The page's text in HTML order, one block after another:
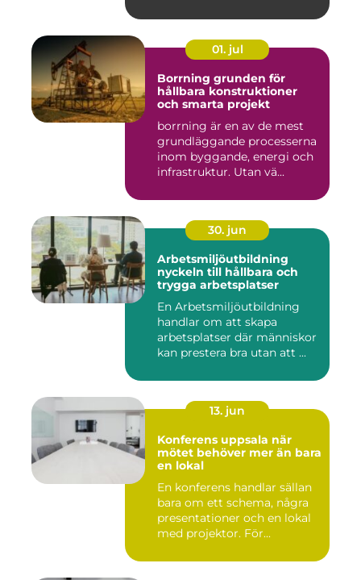
01. jul
Borrning grunden för
hållbara konstruktioner
och smarta projekt
borrning är en av de mest
grundläggande processerna
inom byggande, energi och
infrastruktur. Utan vä...
30. jun
Arbetsmiljöutbildning
nyckeln till hållbara och
trygga arbetsplatser
En Arbetsmiljöutbildning
handlar om att skapa
arbetsplatser där människor
kan prestera bra utan att ...
13. jun
Konferens uppsala när
mötet behöver mer än bara
en lokal
En konferens handlar sällan
bara om ett schema, några
presentationer och en lokal
med projektor. För...